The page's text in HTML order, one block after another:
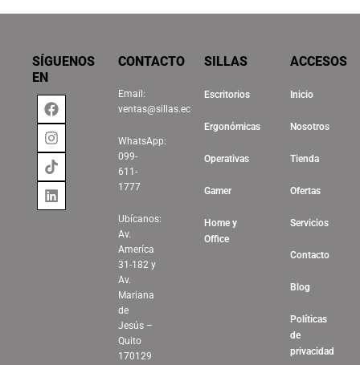
SÍGUENOS
EN
Facebook
Instagram
Tiktok
Linkedin
CONTACTO
Email:
ventas@sillas.ec
WhatsApp:
099-
611-
1777
Ubícanos:
Av.
Ameríca
31-182 y
Av.
Mariana
de
Jesús –
Quito
170129
SILLAS
Escritorios
Ergonómicas
Operativas
Gamer
Home y
Office
ACCESOS
Inicio
Nosotros
Tienda
Ofertas
Servicios
Contacto
Blog
Políticas
de
privacidad